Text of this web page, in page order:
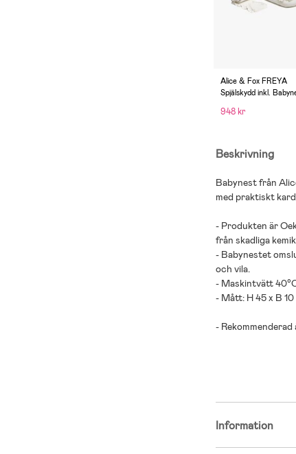
Alice & Fox FREYA
Spjälskydd inkl.
948 kr
Beskrivning
Babynest från
med praktiskt
- Produkten är
från skadliga
- Babynestet
och vila.
- Maskintvätt
- Mått: H 45 x B
-
Information